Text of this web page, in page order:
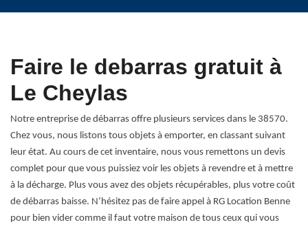
Faire le debarras gratuit à
Le Cheylas
Notre entreprise de débarras offre plusieurs services dans le 38570.
Chez vous, nous listons tous objets à emporter, en classant suivant
leur état. Au cours de cet inventaire, nous vous remettons un devis
complet pour que vous puissiez voir les objets à revendre et à mettre
à la décharge. Plus vous avez des objets récupérables, plus votre coût
de débarras baisse. N’hésitez pas de faire appel à RG Location Benne
pour bien vider comme il faut votre maison de tous ceux qui vous